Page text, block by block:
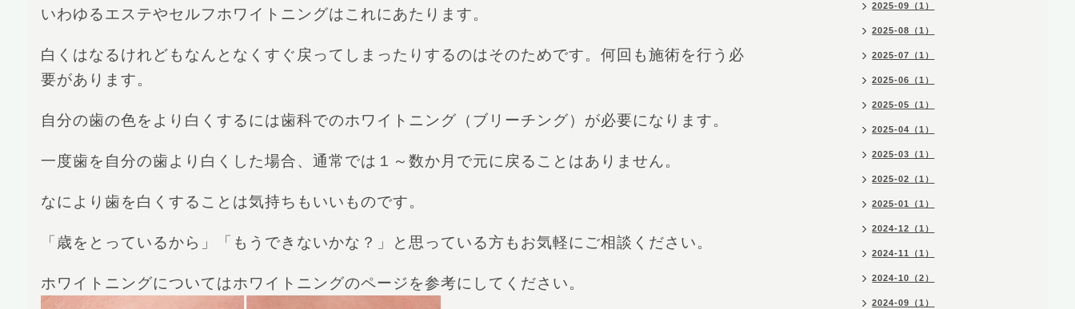
いわゆるエステやセルフホワイトニングはこれにあたります。
白くはなるけれどもなんとなくすぐ戻ってしまったりするのはそのためです。何回も施術を行う必
要があります。
自分の歯の色をより白くするには歯科でのホワイトニング（ブリーチング）が必要になります。
一度歯を自分の歯より白くした場合、通常では１～数か月で元に戻ることはありません。
なにより歯を白くすることは気持ちもいいものです。
「歳をとっているから」「もうできないかな？」と思っている方もお気軽にご相談ください。
ホワイトニングについてはホワイトニングのページを参考にしてください。
2025-09（1）
2025-08（1）
2025-07（1）
2025-06（1）
2025-05（1）
2025-04（1）
2025-03（1）
2025-02（1）
2025-01（1）
2024-12（1）
2024-11（1）
2024-10（2）
2024-09（1）